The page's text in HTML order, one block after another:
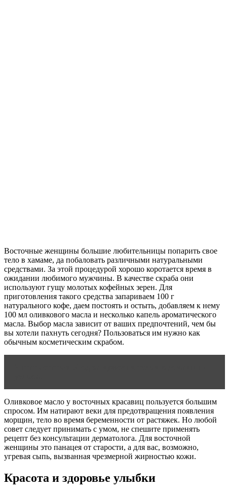
Восточные женщины большие любительницы попарить свое
тело в хамаме, да побаловать различными натуральными
средствами. За этой процедурой хорошо коротается время в
ожидании любимого мужчины. В качестве скраба они
используют гущу молотых кофейных зерен. Для
приготовления такого средства запариваем 100 г
натурального кофе, даем постоять и остыть, добавляем к нему
100 мл оливкового масла и несколько капель ароматического
масла. Выбор масла зависит от ваших предпочтений, чем бы
вы хотели пахнуть сегодня? Пользоваться им нужно как
обычным косметическим скрабом.
Оливковое масло у восточных красавиц пользуется большим
спросом. Им натирают веки для предотвращения появления
морщин, тело во время беременности от растяжек. Но любой
совет следует принимать с умом, не спешите применять
рецепт без консультации дерматолога. Для восточной
женщины это панацея от старости, а для вас, возможно,
угревая сыпь, вызванная чрезмерной жирностью кожи.
Красота и здоровье улыбки